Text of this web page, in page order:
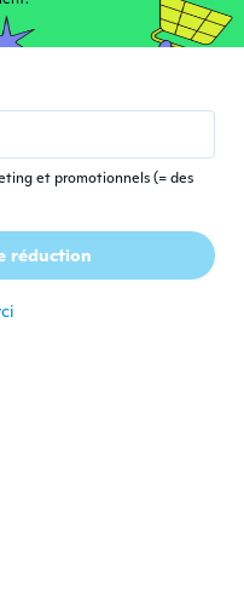
· 1 chargements
avis · 241 chargements
et promotionnels (= des
réduction